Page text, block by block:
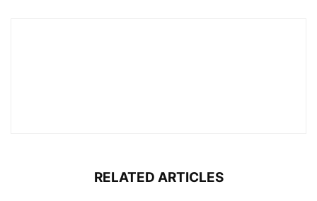
RELATED ARTICLES